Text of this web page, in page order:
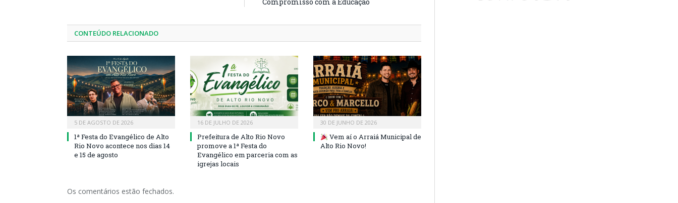
CONTEÚDO RELACIONADO
5 DE AGOSTO DE 2026
1ª Festa do Evangélico de Alto
Rio Novo acontece nos dias 14
e 15 de agosto
16 DE JULHO DE 2026
Prefeitura de Alto Rio Novo
promove a 1ª Festa do
Evangélico em parceria com as
igrejas locais
30 DE JUNHO DE 2026
Vem aí o Arraiá Municipal de
Alto Rio Novo!
Os comentários estão fechados.